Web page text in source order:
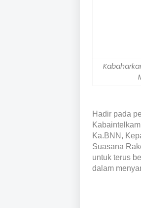
Hadir pada
Ka.BNN,
Suasana
untuk terus
dalam